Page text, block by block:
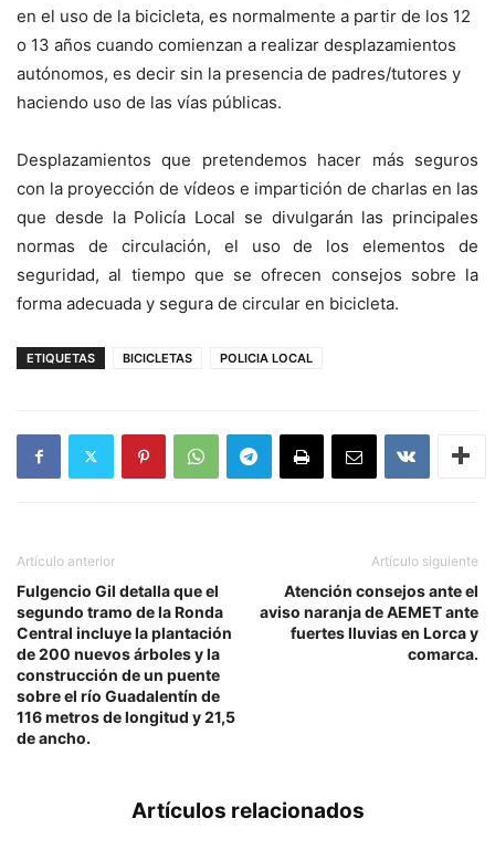
en el uso de la bicicleta, es normalmente a partir de los 12
o 13 años cuando comienzan a realizar desplazamientos
autónomos, es decir sin la presencia de padres/tutores y
haciendo uso de las vías públicas.
Desplazamientos que pretendemos hacer más seguros
con la proyección de vídeos e impartición de charlas en las
que desde la Policía Local se divulgarán las principales
normas de circulación, el uso de los elementos de
seguridad, al tiempo que se ofrecen consejos sobre la
forma adecuada y segura de circular en bicicleta.
ETIQUETAS BICICLETAS POLICIA LOCAL
Artículo anterior
Fulgencio Gil detalla que el
segundo tramo de la Ronda
Central incluye la plantación
de 200 nuevos árboles y la
construcción de un puente
sobre el río Guadalentín de
116 metros de longitud y 21,5
de ancho.
Artículo siguiente
Atención consejos ante el
aviso naranja de AEMET ante
fuertes lluvias en Lorca y
comarca.
Artículos relacionados